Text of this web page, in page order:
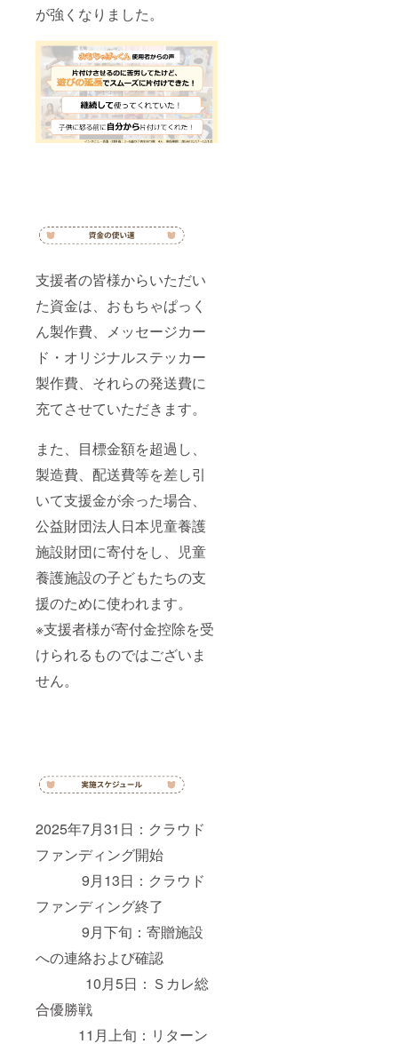
が強くなりました。
支援者の皆様からいただい
た資金は、おもちゃぱっく
ん製作費、メッセージカー
ド・オリジナルステッカー
製作費、それらの発送費に
充てさせていただきます。
また、目標金額を超過し、
製造費、配送費等を差し引
いて支援金が余った場合、
公益財団法人日本児童養護
施設財団に寄付をし、児童
養護施設の子どもたちの支
援のために使われます。
※支援者様が寄付金控除を受
けられるものではございま
せん。
2025年7月31日：クラウド
ファンディング開始
9月13日：クラウド
ファンディング終了
9月下旬：寄贈施設
への連絡および確認
10月5日：Ｓカレ総
合優勝戦
11月上旬：リターン